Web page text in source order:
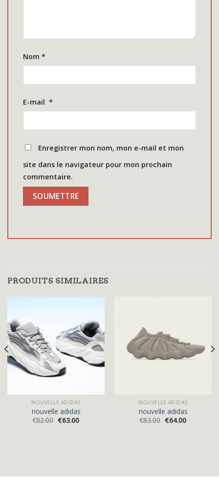
Nom *
E-mail *
Enregistrer mon nom, mon e-mail et mon
site dans le navigateur pour mon prochain
commentaire.
PRODUITS SIMILAIRES
NOUVELLE ADIDAS
nouvelle adidas
€82.00 €63.00
NOUVELLE ADIDAS
nouvelle adidas
€83.00 €64.00